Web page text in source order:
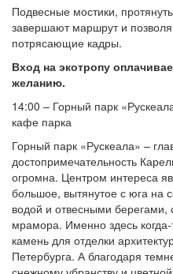
Подвесные мостики,
завершают маршрут и
потрясающие кадры.
Вход на экотропу
желанию.
14:00 – Горный парк
кафе парка
Горный парк «Рускеала» –
достопримечательность
огромна. Центром интереса
большое, вытянутое с юга на
водой и отвесными
мрамора. Именно здесь
камень для отделки
Петербурга. А благодаря